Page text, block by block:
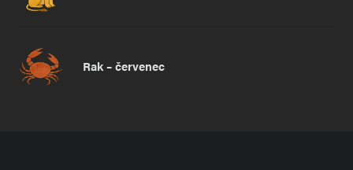
Rak – červenec